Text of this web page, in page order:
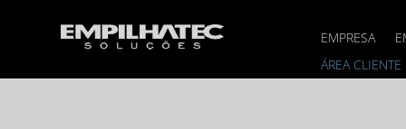
EMPRESA
ÁREA CLIENTE